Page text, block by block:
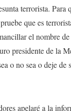
terrorista.
que es
el nombre
presidente de la
o no sea o deje
apelaré a la